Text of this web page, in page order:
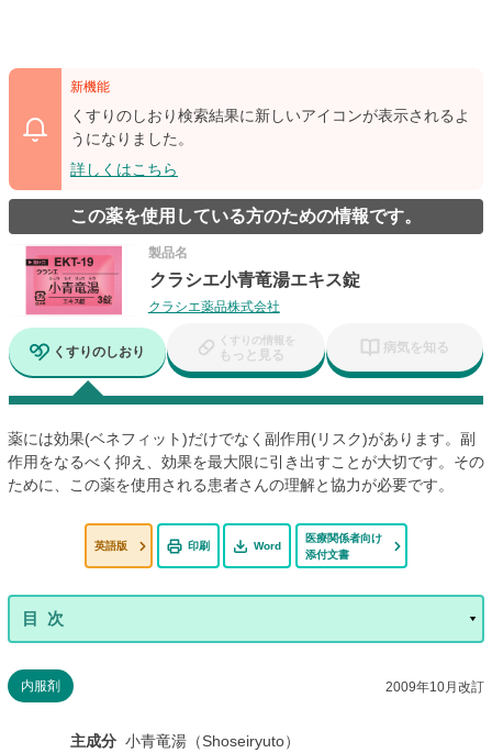
新機能
くすりのしおり検索結果に新しいアイコンが表示されるよ
うになりました。
詳しくはこちら
この薬を使用している方のための情報です。
製品名
クラシエ小青竜湯エキス錠
クラシエ薬品株式会社
くすりのしおり
くすりの情報を
もっと見る 病気を知る
薬には効果(ベネフィット)だけでなく副作用(リスク)があります。副
作用をなるべく抑え、効果を最大限に引き出すことが大切です。その
ために、この薬を使用される患者さんの理解と協力が必要です。
英語版 印刷 Word
医療関係者向け
添付文書
内服剤 2009年10月改訂
主成分 小青竜湯（Shoseiryuto）